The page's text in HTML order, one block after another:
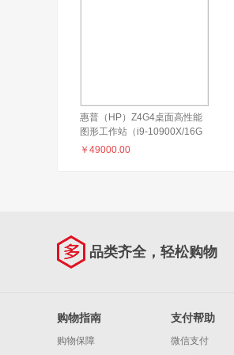
惠普（HP）Z4G4桌面高性能
图形工作站（i9-10900X/16G
显卡)
￥ 49000.00
品类齐全，轻松购物
购物指南
购物保障
支付帮助
微信支付